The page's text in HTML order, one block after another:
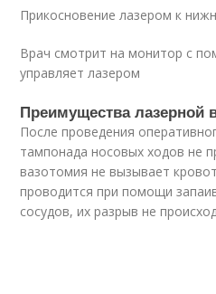
Прикосновение лазером к
Врач смотрит на монитор с
управляет лазером
Преимущества лазерной
После проведения
тампонада носовых ходов не
вазотомия не вызывает
проводится при помощи
сосудов, их разрыв не